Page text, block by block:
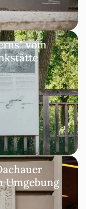
vom
Umgebung